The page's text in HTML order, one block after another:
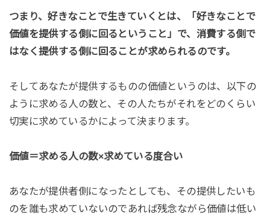
つまり、好きなことで生きていくとは、「好きなことで
価値を提供する側に回るということ」で、消費する側で
はなく提供する側に回ることが求められるのです。
そしてあなたが提供するものの価値というのは、以下の
ように求める人の数と、その人たちがそれをどのくらい
切実に求めているかによって決まります。
価値＝求める人の数×求めている度合い
あなたが提供者側になったとしても、その提供したいも
のを誰も求めていないのであれば残念ながら価値は低い